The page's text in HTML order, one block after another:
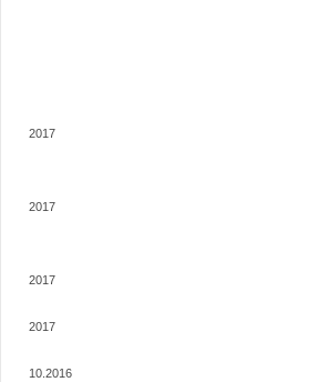
2017
2017
2017
2017
10.2016